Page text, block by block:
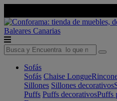
Baleares Canarias
Sofás
Sofás Chaise Longue
Sillones Sillones decorativos
Puffs Puffs decorativosPuffs